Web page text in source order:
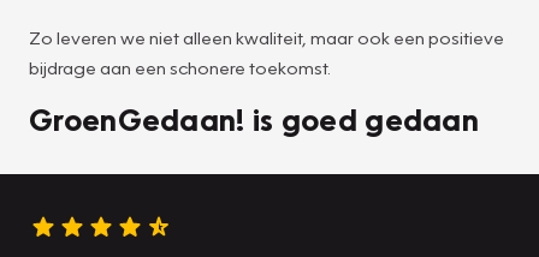
Zo leveren we niet alleen kwaliteit, maar ook een positieve
bijdrage aan een schonere toekomst.
GroenGedaan! is goed gedaan